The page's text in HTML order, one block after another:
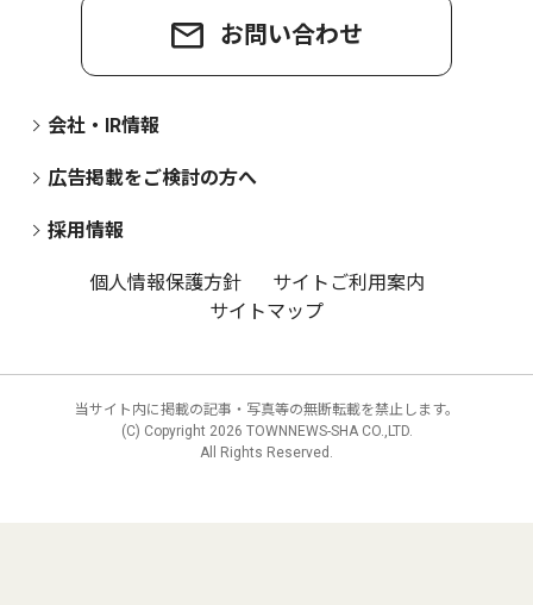
お問い合わせ
会社・IR情報
広告掲載をご検討の方へ
採用情報
個人情報保護方針
サイトご利用案内
サイトマップ
当サイト内に掲載の記事・写真等の無断転載を禁止します。
(C) Copyright 2026 TOWNNEWS-SHA CO.,LTD.
All Rights Reserved.